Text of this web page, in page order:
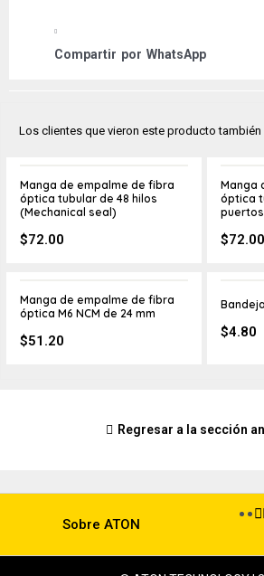
Compartir por WhatsApp
Los clientes que vieron este producto
Manga de empalme de fibra
óptica tubular de 48 hilos
(Mechanical seal)
$72.00
Manga
óptica
$72.00
Manga de empalme de fibra
óptica M6 NCM de 24 mm
$51.20
$4.80
Regresar a la sección
Sobre ATON